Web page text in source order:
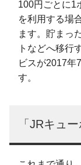
100円ごとに1
を利用する場
ます。貯まっ
トなどへ移行
ビスが2017年
す。
「JRキュ